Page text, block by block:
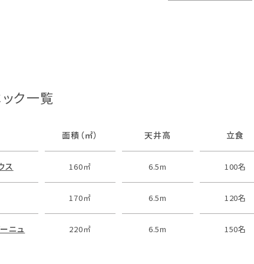
ク一覧
面積（㎡） 天井高 立食
ス 160㎡ 6.5m 100名
170㎡ 6.5m 120名
ニュ 220㎡ 6.5m 150名